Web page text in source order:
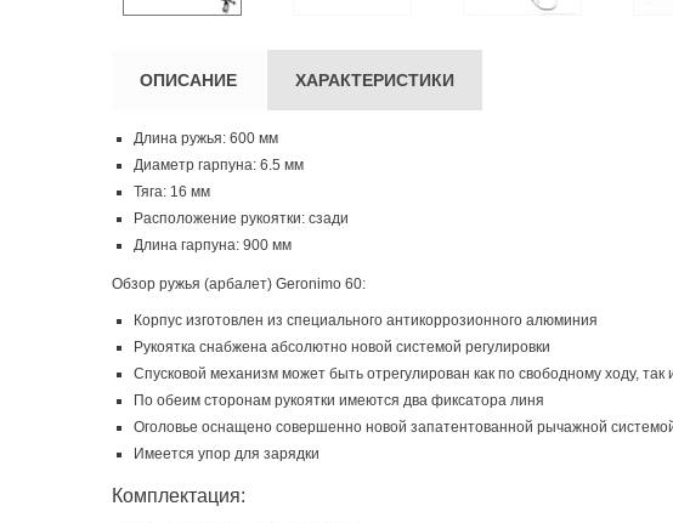
ОПИСАНИЕ ХАРАКТЕРИСТИКИ
Длина ружья: 600 мм
Диаметр гарпуна: 6.5 мм
Тяга: 16 мм
Расположение рукоятки: сзади
Длина гарпуна: 900 мм
Обзор ружья (арбалет) Geronimo 60:
Корпус изготовлен из специального антикоррозионного алюминия
Рукоятка снабжена абсолютно новой системой регулировки
Спусковой механизм может быть отрегулирован как по свободному ходу, так
По обеим сторонам рукоятки имеются два фиксатора линя
Оголовье оснащено совершенно новой запатентованной рычажной
Имеется упор для зарядки
Комплектация: